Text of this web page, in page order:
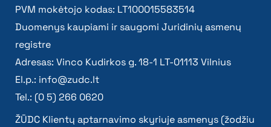
PVM mokėtojo kodas: LT100015583514
Duomenys kaupiami ir saugomi Juridinių asmenų
registre
Adresas: Vinco Kudirkos g. 18-1 LT-01113 Vilnius
El.p.: info@zudc.lt
Tel.: (0 5) 266 0620
ŽŪDC Klientų aptarnavimo skyriuje asmenys (žodžiu